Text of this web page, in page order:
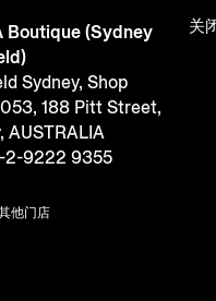
Boutique (Sydney
Sydney, Shop
188 Pitt Street,
AUSTRALIA
2-9222 9355
关
他门店